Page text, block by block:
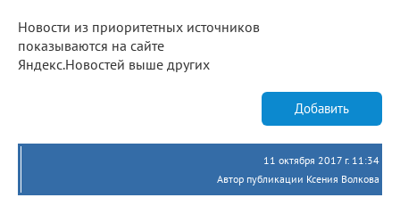
Новости из приоритетных источников
показываются на сайте
Яндекс.Новостей выше других
Добавить
11 октября 2017 г. 11:34
Автор публикации Ксения Волкова